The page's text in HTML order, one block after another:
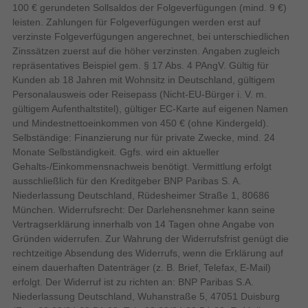
Ein hohes Level an Robustheit
Das XCover7 ist nach IP68 wasser- und
staubgeschützt und nach MIL-STD 810H
widerstandsfähig und kann vielseitig genutzt
werden. Es kann auch versehentliche Stürze
überstehen und ganz einfach mit
Desinfektionsmittel gereinigt werden.
Sprechzeit (4G) (max) 38 h
Akkulaufzeit in Zyklen 2000
Maximale Bildwiederholrate
Natives Seitenverhältnis 20:9
Panel-Typ
Bildschirmform Flach
Anzahl der Farben des Displays 16 Millionen Farben
Abgerundete Displayecken
Display Glasart Gorilla Glass
Gorilla Glass-Ausführung Gorilla Glass Victus+
Bildschirmdiagonale
100 € gerundeten Sollsaldos der Folgeverfügungen (mind. 9 €)
leisten. Zahlungen für Folgeverfügungen werden erst auf
verzinste Folgeverfügungen angerechnet, bei unterschiedlichen
Zinssätzen zuerst auf die höher verzinsten. Angaben zugleich
repräsentatives Beispiel gem. § 17 Abs. 4 PAngV. Gültig für
Kunden ab 18 Jahren mit Wohnsitz in Deutschland, gültigem
Personalausweis oder Reisepass (Nicht-EU-Bürger i. V. m.
gültigem Aufenthaltstitel), gültiger EC-Karte auf eigenen Namen
und Mindestnettoeinkommen von 450 € (ohne Kindergeld).
Selbständige: Finanzierung nur für private Zwecke, mind. 24
Monate Selbständigkeit. Ggfs. wird ein aktueller
Gehalts-/Einkommensnachweis benötigt. Vermittlung erfolgt
ausschließlich für den Kreditgeber BNP Paribas S. A.
Niederlassung Deutschland, Rüdesheimer Straße 1, 80686
München. Widerrufsrecht: Der Darlehensnehmer kann seine
Vertragserklärung innerhalb von 14 Tagen ohne Angabe von
Gründen widerrufen. Zur Wahrung der Widerrufsfrist genügt die
rechtzeitige Absendung des Widerrufs, wenn die Erklärung auf
einem dauerhaften Datenträger (z. B. Brief, Telefax, E-Mail)
erfolgt. Der Widerruf ist zu richten an: BNP Paribas S.A.
Niederlassung Deutschland, Wuhanstraße 5, 47051 Duisburg